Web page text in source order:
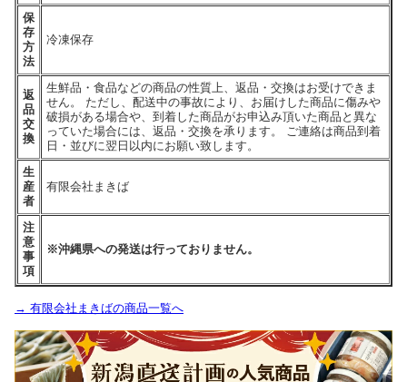
保
存
方
法
冷凍保存
返
品
交
換
生鮮品・食品などの商品の性質上、返品・交換はお受けできま
せん。 ただし、配送中の事故により、お届けした商品に傷みや
破損がある場合や、到着した商品がお申込み頂いた商品と異な
っていた場合には、返品・交換を承ります。 ご連絡は商品到着
日・並びに翌日以内にお願い致します。
生
産
者
有限会社まきば
注
意
事
項
※沖縄県への発送は行っておりません。
→ 有限会社まきばの商品一覧へ